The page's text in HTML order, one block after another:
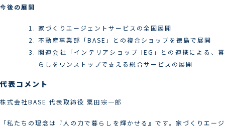
今後の展開
家づくりエージェントサービスの全国展開
不動産事業部「BASE」との複合ショップを徳島で展開
関連会社「インテリアショップ IEG」との連携による、暮
らしをワンストップで支える総合サービスの展開
代表コメント
株式会社BASE 代表取締役 粟田宗一郎
「私たちの理念は『人の力で暮らしを輝かせる』です。家づくりエージ